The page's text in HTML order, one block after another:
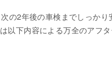
の2年後の車検までしっか
以下内容による万全のアフ